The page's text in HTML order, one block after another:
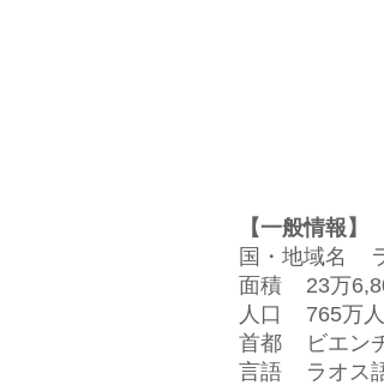
【一般情報】
国・地域名
面積 23万
人口 765万人
首都 ビエンチ
言語 ラオス